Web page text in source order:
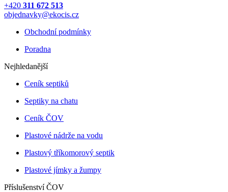
+420 311 672 513
objednavky@ekocis.cz
Obchodní podmínky
Poradna
Nejhledanější
Ceník septiků
Septiky na chatu
Ceník ČOV
Plastové nádrže na vodu
Plastový tříkomorový septik
Plastové jímky a žumpy
Příslušenství ČOV